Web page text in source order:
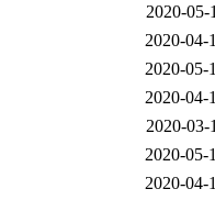
2020-05-
2020-04-
2020-05-
2020-04-
2020-03-
2020-05-
2020-04-